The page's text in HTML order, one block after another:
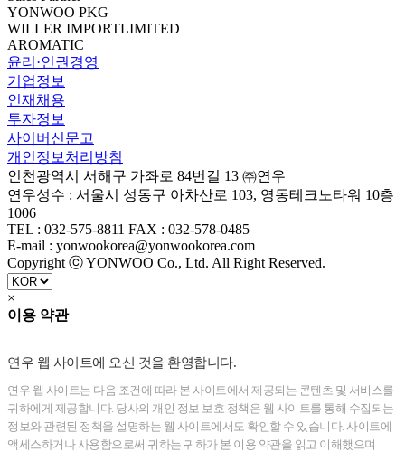
YONWOO PKG
WILLER IMPORTLIMITED
AROMATIC
윤리·인권경영
기업정보
인재채용
투자정보
사이버신문고
개인정보처리방침
인천광역시 서해구 가좌로 84번길 13 ㈜연우
연우성수 : 서울시 성동구 아차산로 103, 영동테크노타워 10층
1006
TEL : 032-575-8811 FAX : 032-578-0485
E-mail : yonwookorea@yonwookorea.com
Copyright ⓒ YONWOO Co., Ltd. All Right Reserved.
×
이용 약관
연우 웹 사이트에 오신 것을 환영합니다.
연우 웹 사이트는 다음 조건에 따라 본 사이트에서 제공되는 콘텐츠 및 서비스를
귀하에게 제공합니다. 당사의 개인 정보 보호 정책은 웹 사이트를 통해 수집되는
정보와 관련된 정책을 설명하는 웹 사이트에서도 확인할 수 있습니다. 사이트에
액세스하거나 사용함으로써 귀하는 귀하가 본 이용 약관을 읽고 이해했으며